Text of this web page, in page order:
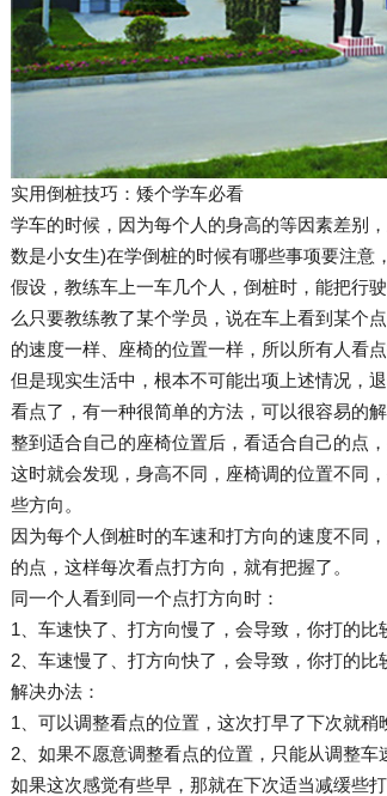
实用倒桩技巧：矮个学车必看
学车的时候，因为每个人的身高的等因素差别
数是小女生)在学倒桩的时候有哪些事项要注意
假设，教练车上一车几个人，倒桩时，能把行
么只要教练教了某个学员，说在车上看到某个
的速度一样、座椅的位置一样，所以所有人看
但是现实生活中，根本不可能出项上述情况，
看点了，有一种很简单的方法，可以很容易的
整到适合自己的座椅位置后，看适合自己的点
这时就会发现，身高不同，座椅调的位置不同
些方向。
因为每个人倒桩时的车速和打方向的速度不同
的点，这样每次看点打方向，就有把握了。
同一个人看到同一个点打方向时：
1、车速快了、打方向慢了，会导致，你打的比
2、车速慢了、打方向快了，会导致，你打的比
解决办法：
1、可以调整看点的位置，这次打早了下次就
2、如果不愿意调整看点的位置，只能从调整车
如果这次感觉有些早，那就在下次适当减缓些